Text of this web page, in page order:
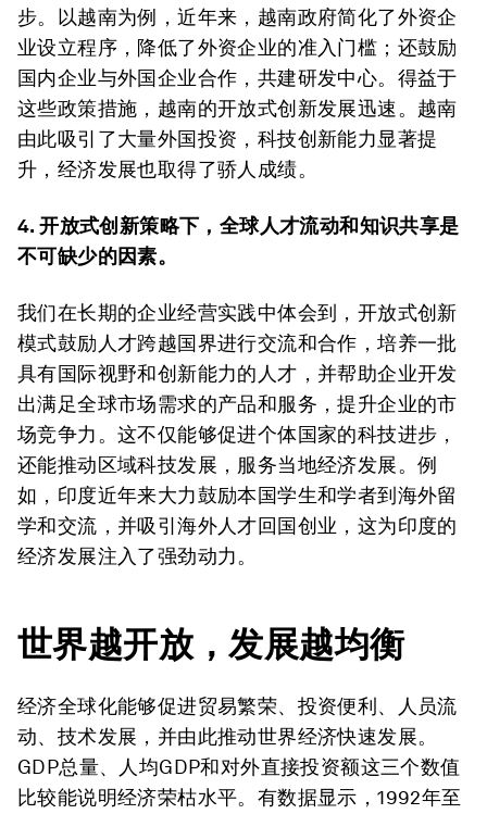
步。以越南为例，近年来，越南政府简化了外资企
业设立程序，降低了外资企业的准入门槛；还鼓励
国内企业与外国企业合作，共建研发中心。得益于
这些政策措施，越南的开放式创新发展迅速。越南
由此吸引了大量外国投资，科技创新能力显著提
升，经济发展也取得了骄人成绩。
4. 开放式创新策略下，全球人才流动和知识共享是
不可缺少的因素。
我们在长期的企业经营实践中体会到，开放式创新
模式鼓励人才跨越国界进行交流和合作，培养一批
具有国际视野和创新能力的人才，并帮助企业开发
出满足全球市场需求的产品和服务，提升企业的市
场竞争力。这不仅能够促进个体国家的科技进步，
还能推动区域科技发展，服务当地经济发展。例
如，印度近年来大力鼓励本国学生和学者到海外留
学和交流，并吸引海外人才回国创业，这为印度的
经济发展注入了强劲动力。
世界越开放，发展越均衡
经济全球化能够促进贸易繁荣、投资便利、人员流
动、技术发展，并由此推动世界经济快速发展。
GDP总量、人均GDP和对外直接投资额这三个数值
比较能说明经济荣枯水平。有数据显示，1992年至